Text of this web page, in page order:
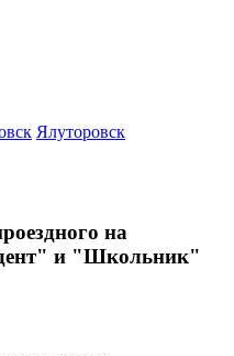
Ялуторовск
на
и "Школьник"